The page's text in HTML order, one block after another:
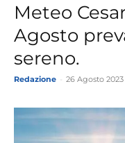
Meteo
Agosto
sereno.
Redazione 26 Agosto 2023